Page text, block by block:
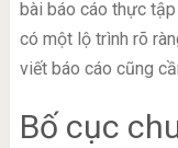
bài báo cáo thực
có một lộ trình rõ
viết báo cáo cũng
Bố cục